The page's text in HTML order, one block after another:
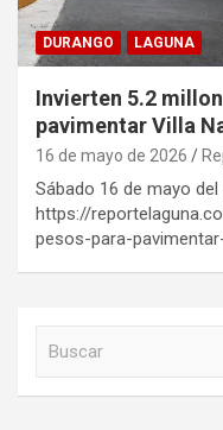
DURANGO LAGUNA
Invierten 5.2
pavimentar Villa
16 de mayo de 2026
Sábado 16 de mayo del
https://
pesos-para-